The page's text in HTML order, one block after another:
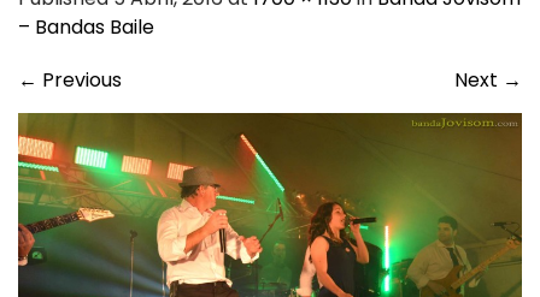
– Bandas Baile
← Previous Next →